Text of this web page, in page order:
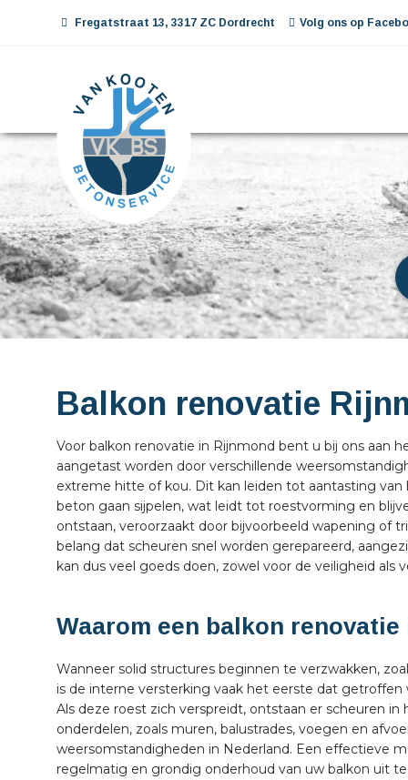
Fregatstraat 13, 3317 ZC Dordrecht Volg ons op
Balkon renovatie
Voor balkon renovatie in Rijnmond bent u bij ons aan
aangetast worden door verschillende
extreme hitte of kou. Dit kan leiden tot aantasting
beton gaan sijpelen, wat leidt tot roestvorming en
ontstaan, veroorzaakt door bijvoorbeeld wapening of
belang dat scheuren snel worden gerepareerd,
kan dus veel goeds doen, zowel voor de veiligheid als
Waarom een balkon
Wanneer solid structures beginnen te verzwakken,
is de interne versterking vaak het eerste dat
Als deze roest zich verspreidt, ontstaan er scheuren
onderdelen, zoals muren, balustrades, voegen en
weersomstandigheden in Nederland. Een effectieve
regelmatig en grondig onderhoud van uw balkon uit